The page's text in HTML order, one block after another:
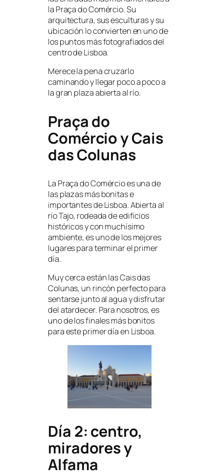
la Praça do Comércio. Su
arquitectura, sus esculturas y su
ubicación lo convierten en uno de
los puntos más fotografiados del
centro de Lisboa.
Merece la pena cruzarlo
caminando y llegar poco a poco a
la gran plaza abierta al río.
Praça do
Comércio y Cais
das Colunas
La Praça do Comércio es una de
las plazas más bonitas e
importantes de Lisboa. Abierta al
río Tajo, rodeada de edificios
históricos y con muchísimo
ambiente, es uno de los mejores
lugares para terminar el primer
día.
Muy cerca están las Cais das
Colunas, un rincón perfecto para
sentarse junto al agua y disfrutar
del atardecer. Para nosotros, es
uno de los finales más bonitos
para este primer día en Lisboa.
Día 2: centro,
miradores y
Alfama